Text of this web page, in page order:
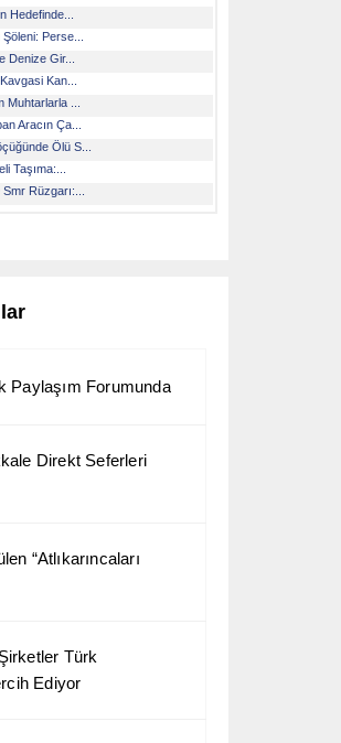
Paylaşım Forumunda
Direkt Seferleri
“Atlıkarıncaları
Türk
Ediyor